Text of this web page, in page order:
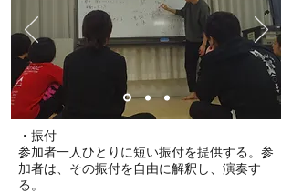
・振付
参加者一人ひとりに短い振付を提供する。参
加者は、その振付を自由に解釈し、演奏す
る。